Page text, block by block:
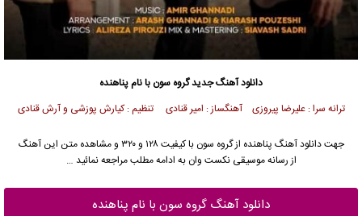
دانلود آهنگ جدیدگروه سون با نام پناهنده
ترانه سرا : علیرضا پیروزی آهنگساز : امیر قنادی تنظیم : کیارش پوزشی و آرش قنادی
جهت دانلود آهنگ پناهنده ازگروه سون
با کیفیت ۱۲۸ و ۳۲۰ و مشاهده متن این آهنگ
از رسانه موسیقی نکست وان به ادامه مطلب مراجعه نمائید …
دانلود آهنگ گروه سون با نام پناهنده